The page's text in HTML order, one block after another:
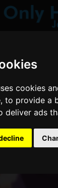
cookies
,to provide a
deliver ads